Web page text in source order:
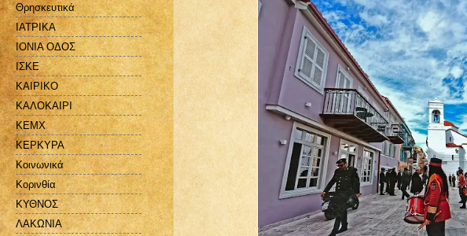
Θρησκευτικά
ΙΑΤΡΙΚΑ
ΙΟΝΙΑ ΟΔΟΣ
ΙΣΚΕ
ΚΑΙΡΙΚΟ
ΚΑΛΟΚΑΙΡΙ
ΚΕΜΧ
ΚΕΡΚΥΡΑ
Κοινωνικά
Κορινθία
ΚΥΘΝΟΣ
ΛΑΚΩΝΙΑ